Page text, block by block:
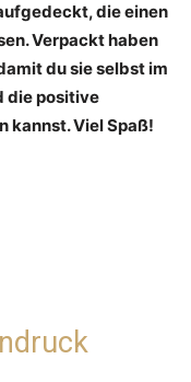
die einen
Verpackt haben
du sie selbst im
die positive
kannst. Viel Spaß!